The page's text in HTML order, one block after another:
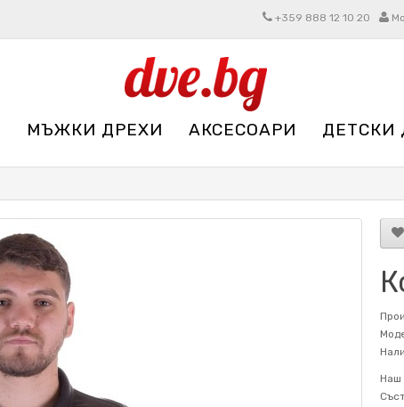
+359 888 12 10 20
МЪЖКИ ДРЕХИ АКСЕСОАРИ ДЕТСКИ
Наш